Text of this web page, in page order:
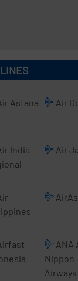
Astana Air
India
Air
ANA
Nippon
Airways